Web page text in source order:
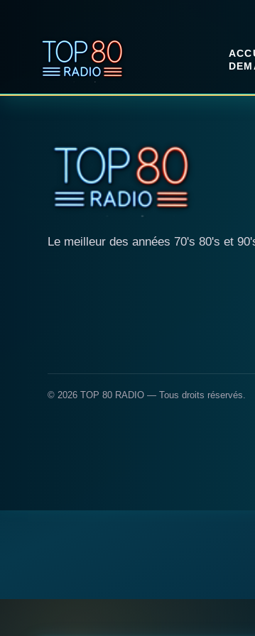
Le meilleur des années 70's 80's et
© 2026 TOP 80 RADIO — Tous droits réservés.